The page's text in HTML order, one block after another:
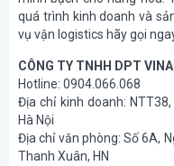
quá trình kinh doanh và
vụ vận logistics hãy gọi
CÔNG TY TNHH DPT
Hotline: 0904.066.068
Địa chỉ kinh doanh:
Hà Nội
Địa chỉ văn phòng: Số 6A,
Thanh Xuân, HN